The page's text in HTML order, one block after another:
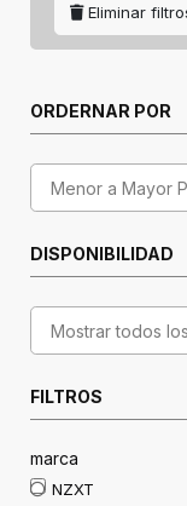
Eliminar
ORDERNAR POR
DISPONIBILIDAD
FILTROS
marca
NZXT